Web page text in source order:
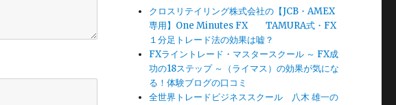
クロスリテイリング株式会社の【JCB・AMEX
専用】One Minutes FX TAMURA式・FX
１分足トレード法の効果は嘘？
FXライントレード・マスタースクール ～ FX成
功の18ステップ ～（ライマス）の効果が気にな
る！体験ブログの口コミ
全世界トレードビジネススクール 八木 雄一の